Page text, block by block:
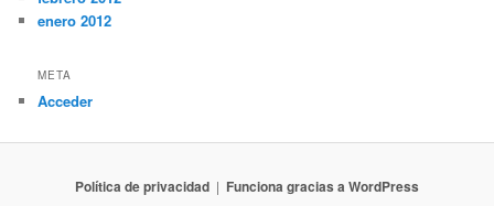
enero 2012
META
Acceder
Política de privacidad Funciona gracias a WordPress